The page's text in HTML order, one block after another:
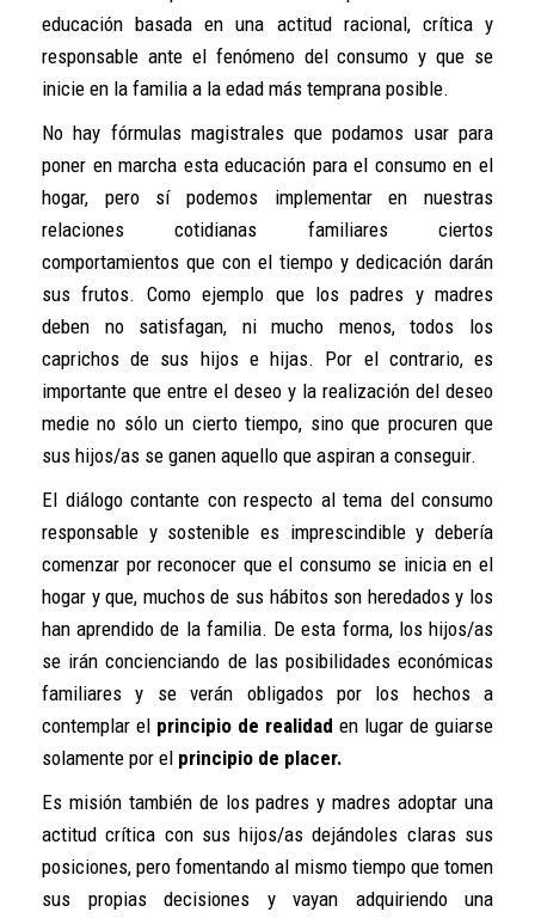
educación basada en una actitud racional, crítica y
responsable ante el fenómeno del consumo y que se
inicie en la familia a la edad más temprana posible.
No hay fórmulas magistrales que podamos usar para
poner en marcha esta educación para el consumo en el
hogar, pero sí podemos implementar en nuestras
relaciones cotidianas familiares ciertos
comportamientos que con el tiempo y dedicación darán
sus frutos. Como ejemplo que los padres y madres
deben no satisfagan, ni mucho menos, todos los
caprichos de sus hijos e hijas. Por el contrario, es
importante que entre el deseo y la realización del deseo
medie no sólo un cierto tiempo, sino que procuren que
sus hijos/as se ganen aquello que aspiran a conseguir.
El diálogo contante con respecto al tema del consumo
responsable y sostenible es imprescindible y debería
comenzar por reconocer que el consumo se inicia en el
hogar y que, muchos de sus hábitos son heredados y los
han aprendido de la familia. De esta forma, los hijos/as
se irán concienciando de las posibilidades económicas
familiares y se verán obligados por los hechos a
contemplar el principio de realidad en lugar de guiarse
solamente por el principio de placer.
Es misión también de los padres y madres adoptar una
actitud crítica con sus hijos/as dejándoles claras sus
posiciones, pero fomentando al mismo tiempo que tomen
sus propias decisiones y vayan adquiriendo una